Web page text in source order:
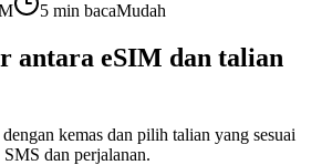
5 min bacaMudah
antara eSIM dan talian
kemas dan pilih talian yang sesuai
dan perjalanan.